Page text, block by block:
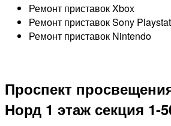
Ремонт приставок Xbox
Ремонт приставок Sony
Ремонт приставок Nintendo
Проспект
Норд 1 этаж секция 1-